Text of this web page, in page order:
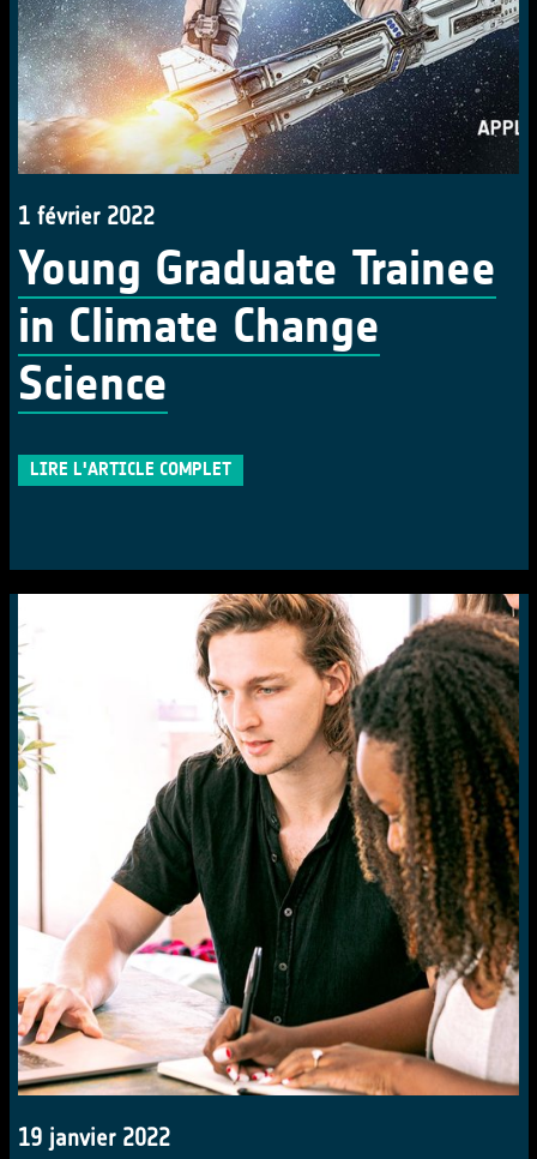
1 février 2022
Young Graduate Trainee
in Climate Change
Science
LIRE L'ARTICLE COMPLET
19 janvier 2022